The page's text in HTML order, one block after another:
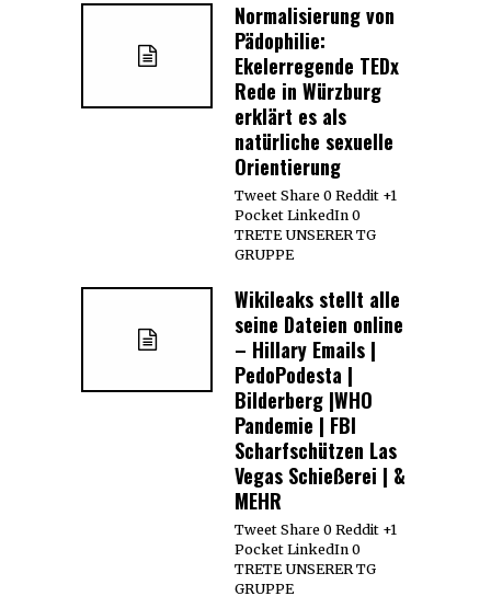
Normalisierung von
Pädophilie:
Ekelerregende TEDx
Rede in Würzburg
erklärt es als
natürliche sexuelle
Orientierung
Tweet Share 0 Reddit +1
Pocket LinkedIn 0
TRETE UNSERER TG
GRUPPE
Wikileaks stellt alle
seine Dateien online
– Hillary Emails |
PedoPodesta |
Bilderberg |WHO
Pandemie | FBI
Scharfschützen Las
Vegas Schießerei | &
MEHR
Tweet Share 0 Reddit +1
Pocket LinkedIn 0
TRETE UNSERER TG
GRUPPE